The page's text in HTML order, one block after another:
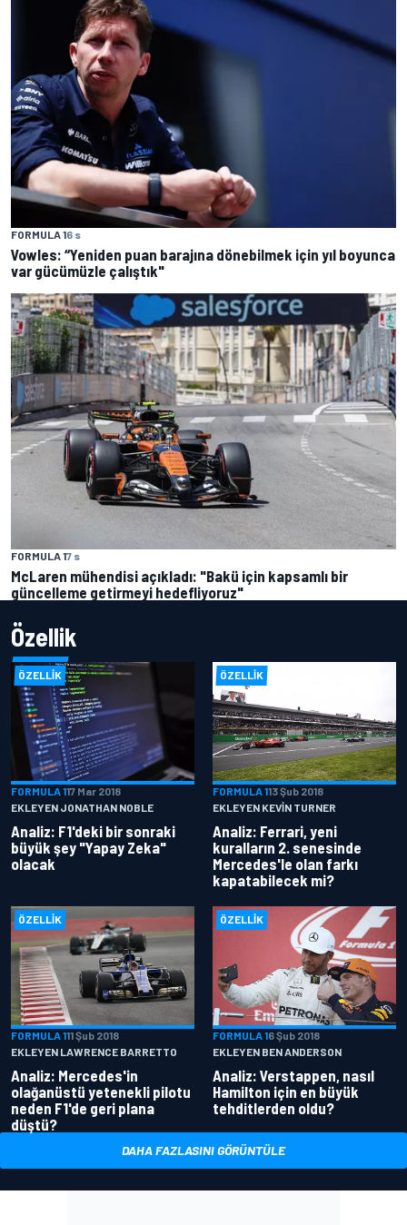
FORMULA 16 s
Vowles: “Yeniden puan barajına dönebilmek için yıl boyunca
var gücümüzle çalıştık"
FORMULA 17 s
McLaren mühendisi açıkladı: "Bakü için kapsamlı bir
güncelleme getirmeyi hedefliyoruz"
Özellik
ÖZELLIK
FORMULA 117 Mar 2018
EKLEYEN JONATHAN NOBLE
Analiz: F1'deki bir sonraki
büyük şey "Yapay Zeka"
olacak
ÖZELLIK
FORMULA 113 Şub 2018
EKLEYEN KEVIN TURNER
Analiz: Ferrari, yeni
kuralların 2. senesinde
Mercedes'le olan farkı
kapatabilecek mi?
ÖZELLIK
FORMULA 111 Şub 2018
EKLEYEN LAWRENCE BARRETTO
Analiz: Mercedes'in
olağanüstü yetenekli pilotu
neden F1'de geri plana
düştü?
ÖZELLIK
FORMULA 16 Şub 2018
EKLEYEN BEN ANDERSON
Analiz: Verstappen, nasıl
Hamilton için en büyük
tehditlerden oldu?
DAHA FAZLASINI GÖRÜNTÜLE